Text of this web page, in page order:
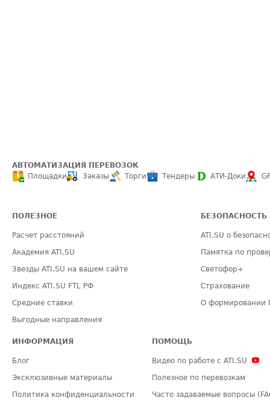
АВТОМАТИЗАЦИЯ ПЕРЕВОЗОК
Площадки
Заказы Торги Тендеры АТИ-Доки
ПОЛЕЗНОЕ
Расчет расстояний
Академия ATI.SU
Звезды ATI.SU на вашем сайте
Индекс ATI.SU FTL РФ
Средние ставки
Выгодные направления
БЕЗОПАСНОСТЬ
ATI.SU о
Памятка по
Светофор+
Страхование
О формировании
ИНФОРМАЦИЯ
Блог
Эксклюзивные материалы
Политика конфиденциальности
ПОМОЩЬ
Видео по работе с ATI.SU
Полезное по перевозкам
Часто задаваемые вопросы